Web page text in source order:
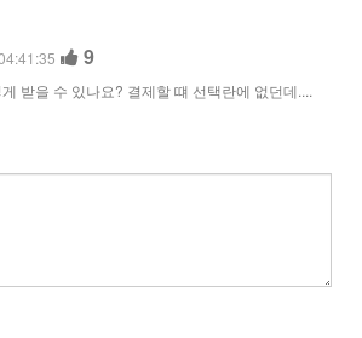
9
받을 수 있나요? 결제할 떄 선택란에 없던데....